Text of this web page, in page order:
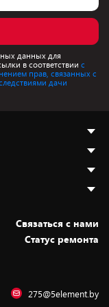
данных для
в соответствии с
прав, связанных с
дачи
Cвязаться с нами
Статус ремонта
275@5element.by